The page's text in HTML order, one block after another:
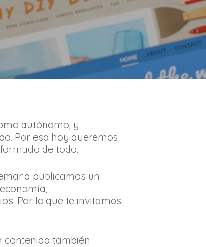
autónomo, y
Por eso hoy queremos
de todo.
publicamos un
Por lo que te invitamos
contenido también